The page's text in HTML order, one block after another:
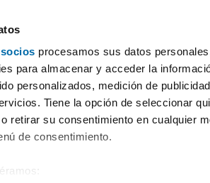
procesamos sus datos
para almacenar y acceder la
personalizados, medición de
Tiene la opción de seleccionar
retirar su consentimiento en cualquier
de consentimiento.
Habitaciones